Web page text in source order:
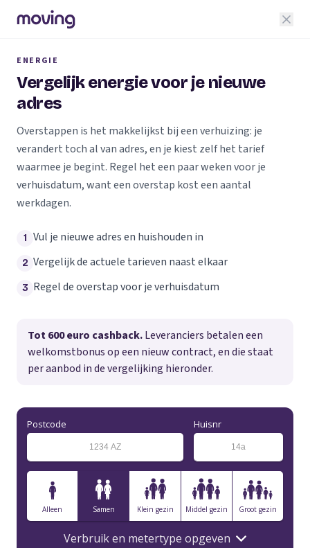
ENERGIE
Vergelijk energie voor je nieuwe
adres
Overstappen is het makkelijkst bij een verhuizing: je
verandert toch al van adres, en je kiest zelf het tarief
waarmee je begint. Regel het een paar weken voor je
verhuisdatum, want een overstap kost een aantal
werkdagen.
1 Vul je nieuwe adres en huishouden in
2 Vergelijk de actuele tarieven naast elkaar
3 Regel de overstap voor je verhuisdatum
Tot 600 euro cashback.Leveranciers betalen een
welkomstbonus op een nieuw contract, en die staat
per aanbod in de vergelijking hieronder.